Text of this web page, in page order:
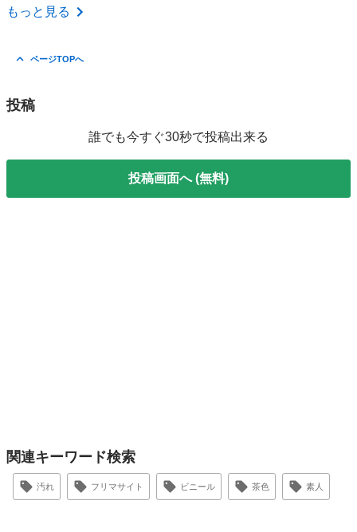
神奈川 横浜市
もっと見る
ページTOPへ
投稿
誰でも今すぐ30秒で投稿出来る
投稿画面へ (無料)
関連キーワード検索
汚れ フリマサイト ビニール 茶色 素人